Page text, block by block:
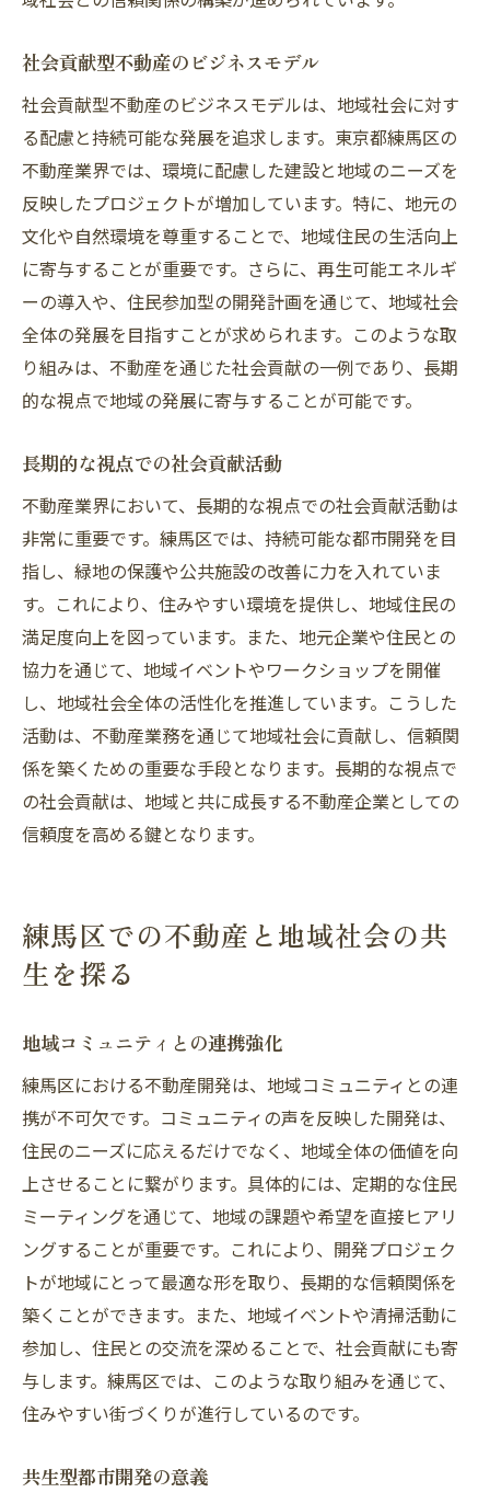
社会貢献型不動産のビジネスモデル
社会貢献型不動産のビジネスモデルは、地域社会に対す
る配慮と持続可能な発展を追求します。東京都練馬区の
不動産業界では、環境に配慮した建設と地域のニーズを
反映したプロジェクトが増加しています。特に、地元の
文化や自然環境を尊重することで、地域住民の生活向上
に寄与することが重要です。さらに、再生可能エネルギ
ーの導入や、住民参加型の開発計画を通じて、地域社会
全体の発展を目指すことが求められます。このような取
り組みは、不動産を通じた社会貢献の一例であり、長期
的な視点で地域の発展に寄与することが可能です。
長期的な視点での社会貢献活動
不動産業界において、長期的な視点での社会貢献活動は
非常に重要です。練馬区では、持続可能な都市開発を目
指し、緑地の保護や公共施設の改善に力を入れていま
す。これにより、住みやすい環境を提供し、地域住民の
満足度向上を図っています。また、地元企業や住民との
協力を通じて、地域イベントやワークショップを開催
し、地域社会全体の活性化を推進しています。こうした
活動は、不動産業務を通じて地域社会に貢献し、信頼関
係を築くための重要な手段となります。長期的な視点で
の社会貢献は、地域と共に成長する不動産企業としての
信頼度を高める鍵となります。
練馬区での不動産と地域社会の共
生を探る
地域コミュニティとの連携強化
練馬区における不動産開発は、地域コミュニティとの連
携が不可欠です。コミュニティの声を反映した開発は、
住民のニーズに応えるだけでなく、地域全体の価値を向
上させることに繋がります。具体的には、定期的な住民
ミーティングを通じて、地域の課題や希望を直接ヒアリ
ングすることが重要です。これにより、開発プロジェク
トが地域にとって最適な形を取り、長期的な信頼関係を
築くことができます。また、地域イベントや清掃活動に
参加し、住民との交流を深めることで、社会貢献にも寄
与します。練馬区では、このような取り組みを通じて、
住みやすい街づくりが進行しているのです。
共生型都市開発の意義